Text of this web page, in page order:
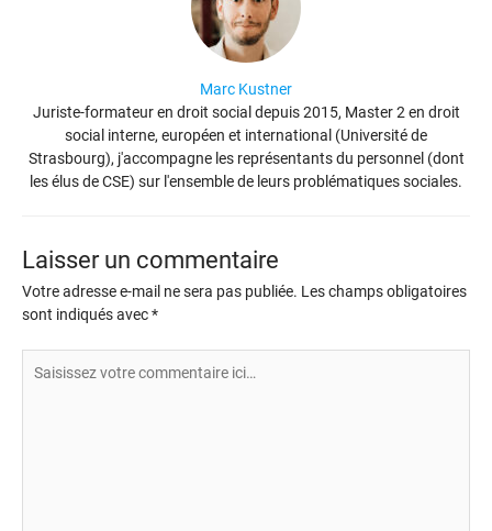
Marc Kustner
Juriste-formateur en droit social depuis 2015, Master 2 en droit
social interne, européen et international (Université de
Strasbourg), j'accompagne les représentants du personnel (dont
les élus de CSE) sur l'ensemble de leurs problématiques sociales.
Laisser un commentaire
Votre adresse e-mail ne sera pas publiée. Les champs obligatoires
sont indiqués avec*
votre